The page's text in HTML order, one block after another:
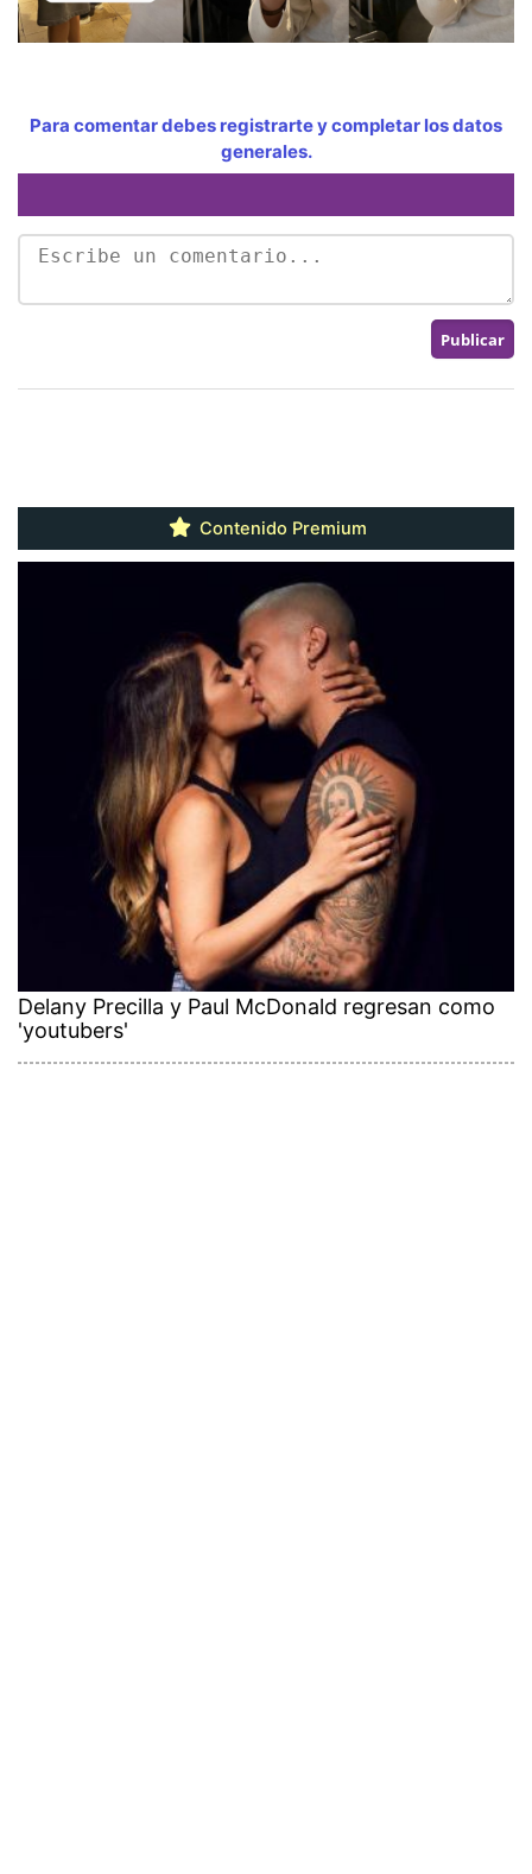
Para comentar debes registrarte y completar los datos
generales.
Contenido Premium
Delany Precilla y Paul McDonald regresan como
'youtubers'